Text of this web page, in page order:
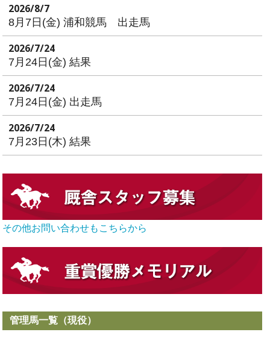
2026/8/7
8月7日(金) 浦和競馬 出走馬
2026/7/24
7月24日(金) 結果
2026/7/24
7月24日(金) 出走馬
2026/7/24
7月23日(木) 結果
その他お問い合わせもこちらから
管理馬一覧（現役）